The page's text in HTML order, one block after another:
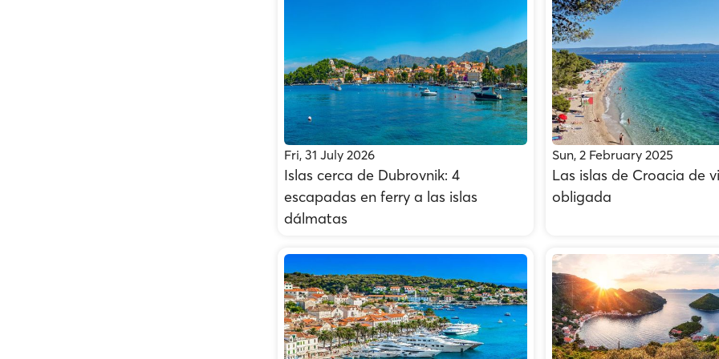
Fri, 31 July 2026
Islas cerca de Dubrovnik: 4
escapadas en ferry a las islas
dálmatas
Sun, 2 February 2025
Las islas de Croacia de
obligada